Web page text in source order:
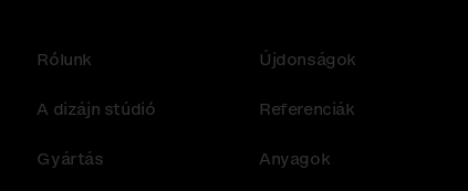
Rólunk
A dizájn stúdió
Gyártás
Újdonságok
Referenciák
Anyagok